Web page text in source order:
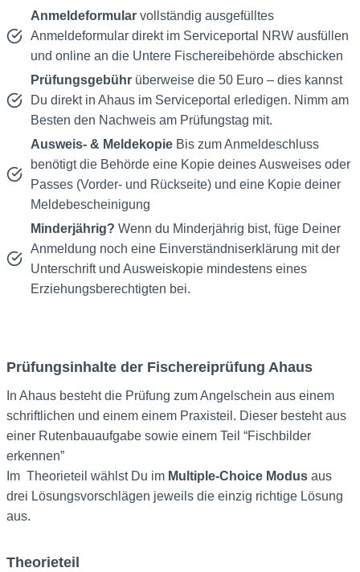
Anmeldeformular vollständig ausgefülltes
Anmeldeformular direkt im Serviceportal NRW ausfüllen
und online an die Untere Fischereibehörde abschicken
Prüfungsgebühr überweise die 50 Euro – dies kannst
Du direkt in Ahaus im Serviceportal erledigen. Nimm am
Besten den Nachweis am Prüfungstag mit.
Ausweis- & Meldekopie Bis zum Anmeldeschluss
benötigt die Behörde eine Kopie deines Ausweises oder
Passes (Vorder- und Rückseite) und eine Kopie deiner
Meldebescheinigung
Minderjährig? Wenn du Minderjährig bist, füge Deiner
Anmeldung noch eine Einverständniserklärung mit der
Unterschrift und Ausweiskopie mindestens eines
Erziehungsberechtigten bei.
Prüfungsinhalte der Fischereiprüfung Ahaus
In Ahaus besteht die Prüfung zum Angelschein aus einem
schriftlichen und einem einem Praxisteil. Dieser besteht aus
einer Rutenbauaufgabe sowie einem Teil “Fischbilder
erkennen”
Im Theorieteil wählst Du im Multiple-Choice Modus aus
drei Lösungsvorschlägen jeweils die einzig richtige Lösung
aus.
Theorieteil